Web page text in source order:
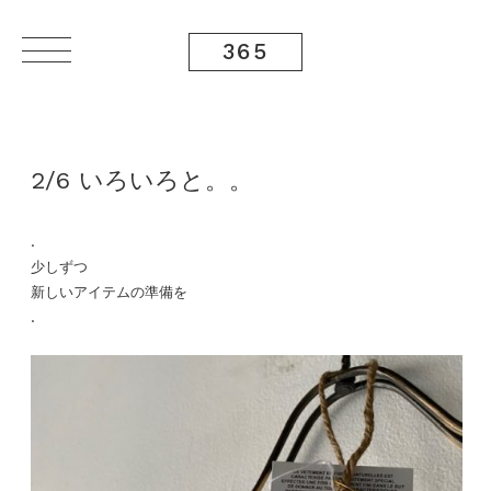
365
2/6 いろいろと。。
.
少しずつ
新しいアイテムの準備を
.